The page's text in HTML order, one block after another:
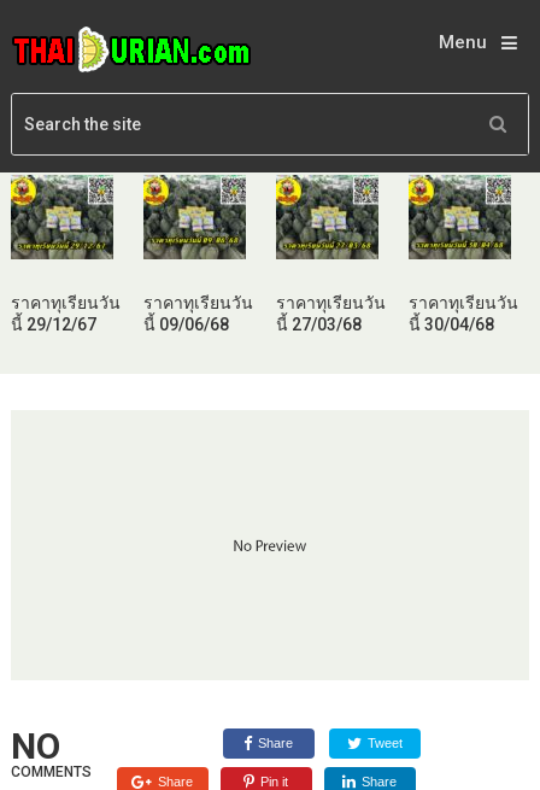
Menu
ราคาทุเรียนวัน
นี้ 29/12/67
ราคาทุเรียนวัน
นี้ 09/06/68
ราคาทุเรียนวัน
นี้ 27/03/68
ราคาทุเรียนวัน
นี้ 30/04/68
NO
COMMENTS
Share Tweet
Share Pin it Share